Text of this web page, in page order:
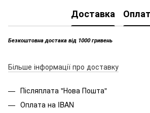
Доставка
Безкоштовна достака від 1000 гривень
Більше інформації про доставку
Післяплата "Нова Пошта"
Оплата на IBAN